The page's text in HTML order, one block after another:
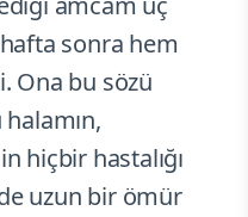
sonra hem
Ona bu sözü
hiçbir hastalığı
uzun bir ömür